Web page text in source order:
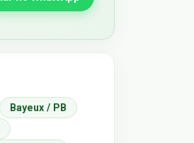
Bayeux / PB